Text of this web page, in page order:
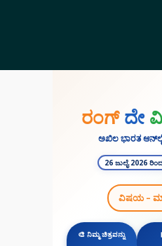
ರಂಗ್ ದೇ
ಅಖಿಲ ಭಾರತ
26 ಜುಲೈ 2026
ವಿಷಯ –
🎨 ನಿಮ್ಮ ಚಿತ್ರವನ್ನು